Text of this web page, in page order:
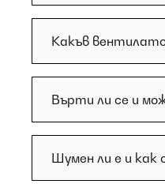
Какъв
Върти ли се и
Шумен ли е и как